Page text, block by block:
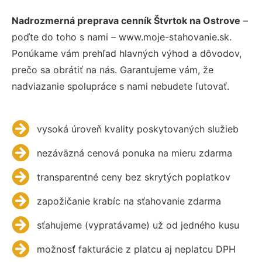
Nadrozmerná preprava cenník Štvrtok na Ostrove –
poďte do toho s nami – www.moje-stahovanie.sk.
Ponúkame vám prehľad hlavných výhod a dôvodov,
prečo sa obrátiť na nás. Garantujeme vám, že
nadviazanie spolupráce s nami nebudete ľutovať.
vysoká úroveň kvality poskytovaných služieb
nezáväzná cenová ponuka na mieru zdarma
transparentné ceny bez skrytých poplatkov
zapožičanie krabíc na sťahovanie zdarma
sťahujeme (vypratávame) už od jedného kusu
možnosť fakturácie z platcu aj neplatcu DPH